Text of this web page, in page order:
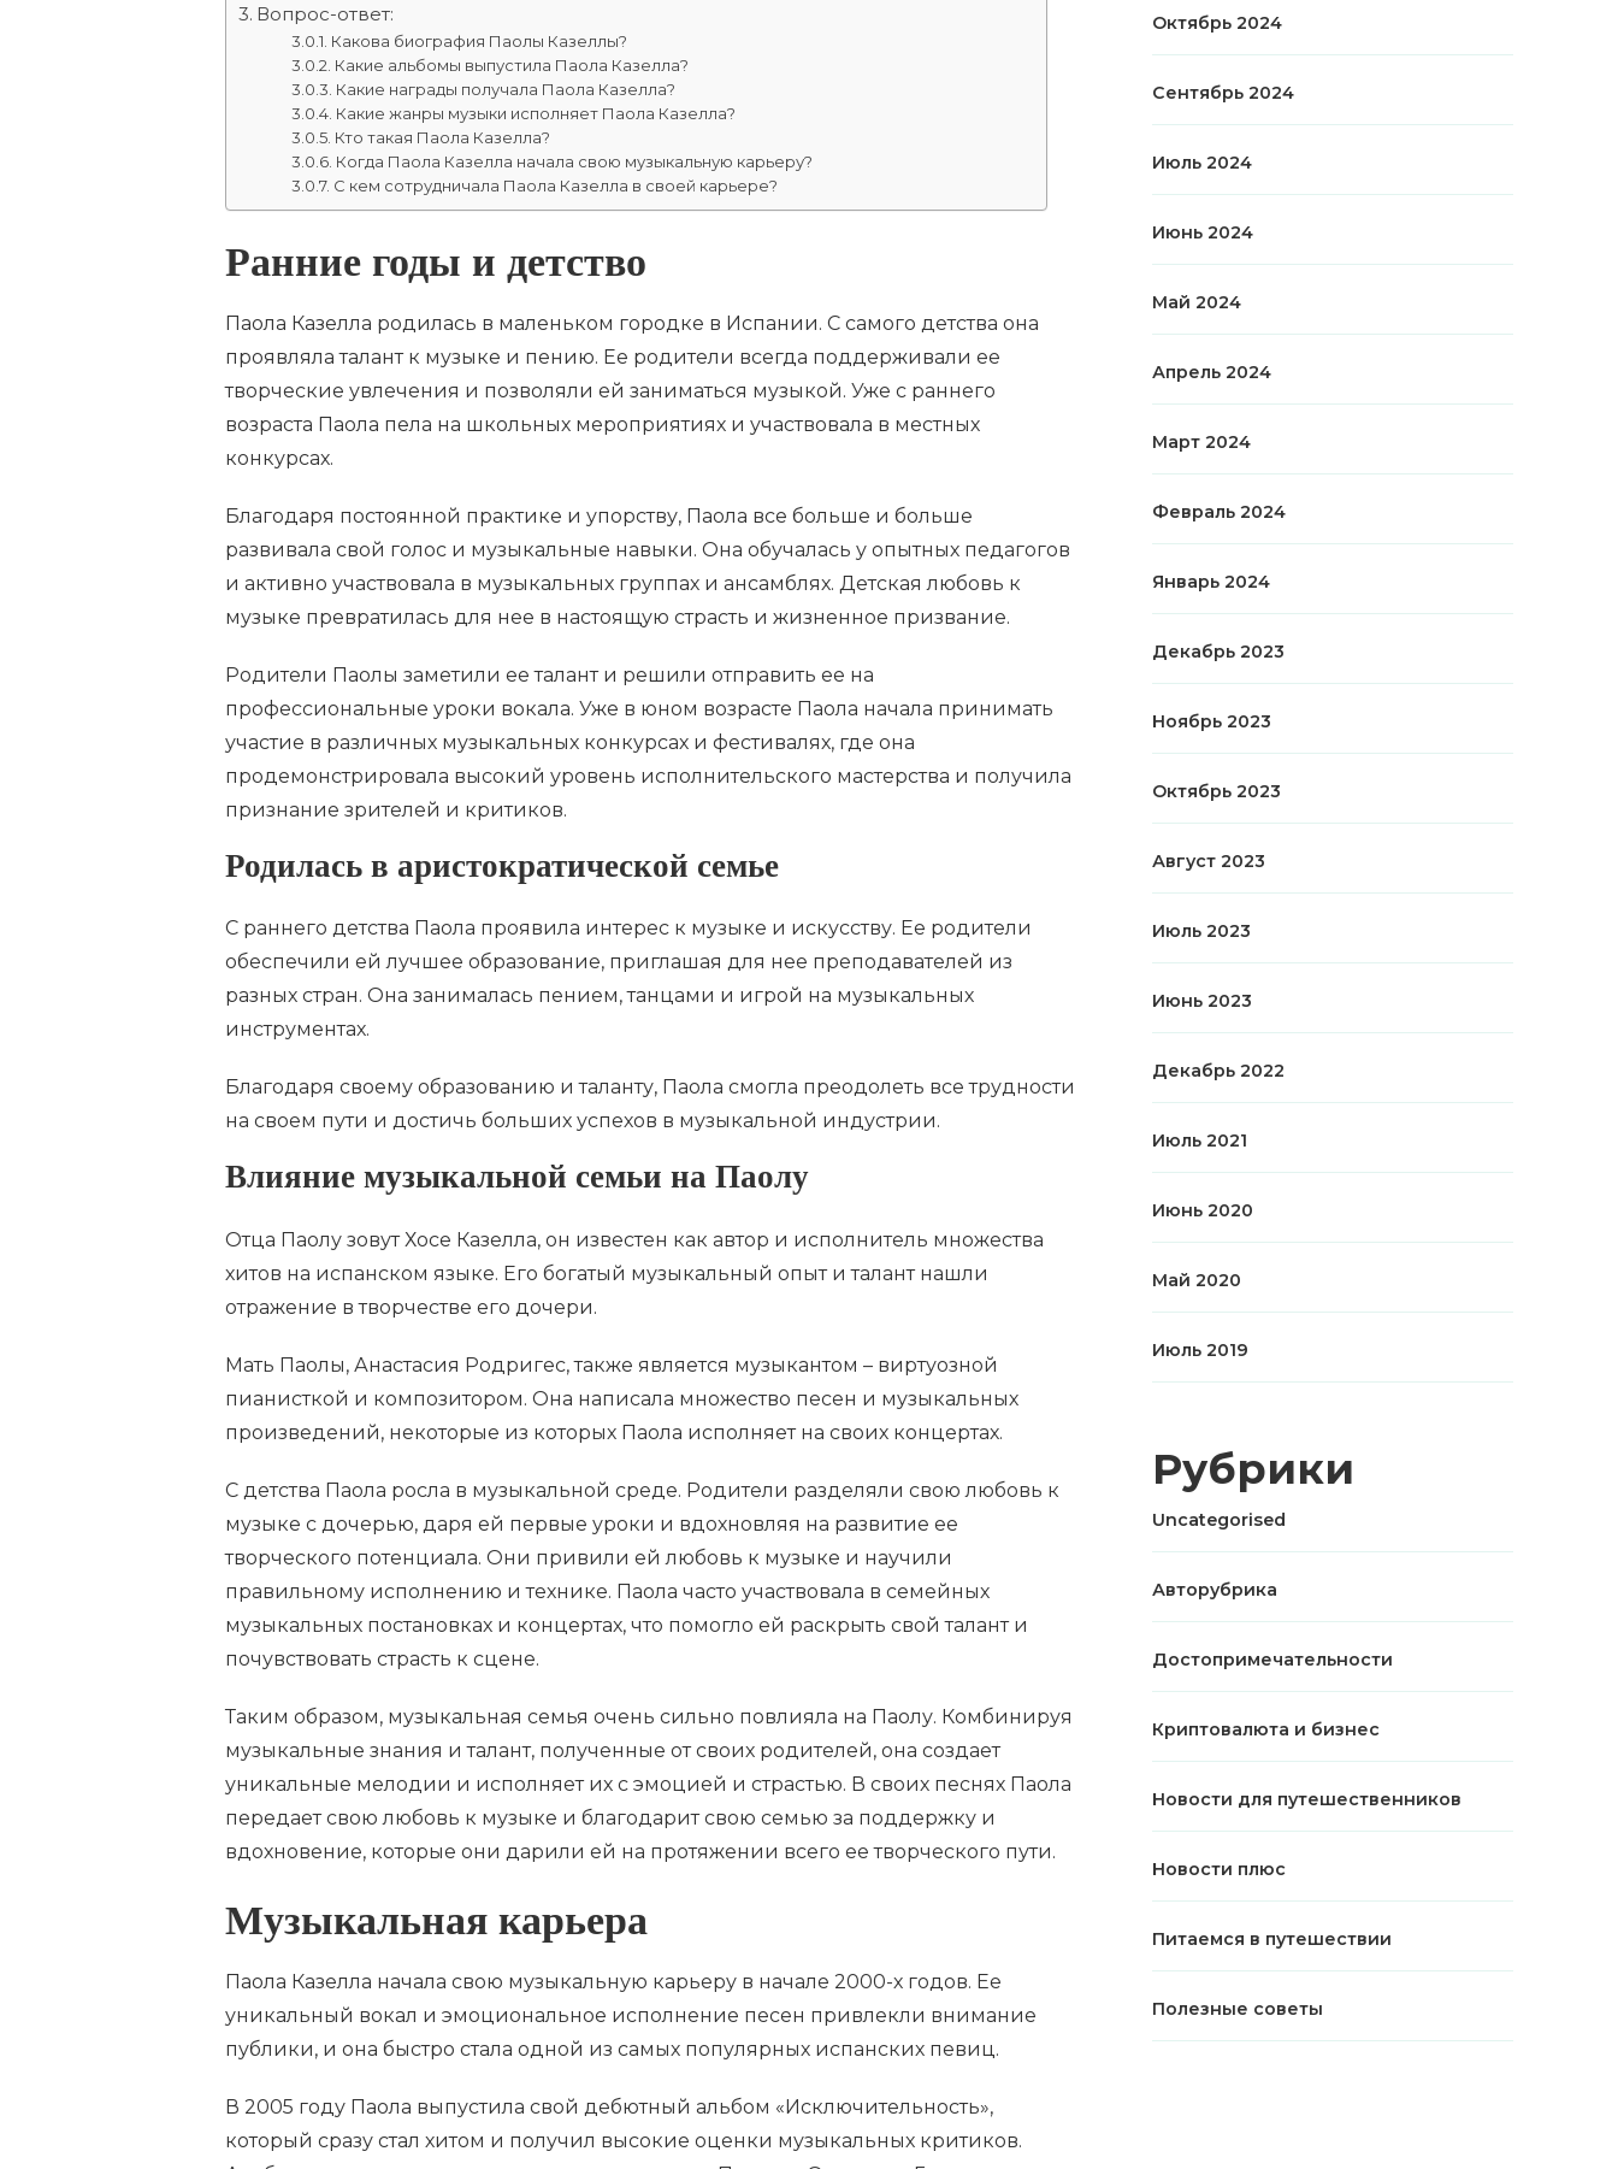
Вопрос-ответ:
Какова биография Паолы Казеллы?
Какие альбомы выпустила Паола Казелла?
Какие награды получала Паола Казелла?
Какие жанры музыки исполняет Паола Казелла?
Кто такая Паола Казелла?
Когда Паола Казелла начала свою музыкальную карьеру?
С кем сотрудничала Паола Казелла в своей карьере?
Ранние годы и детство
Паола Казелла родилась в маленьком городке в Испании. С самого детства она
проявляла талант к музыке и пению. Ее родители всегда поддерживали ее
творческие увлечения и позволяли ей заниматься музыкой. Уже с раннего
возраста Паола пела на школьных мероприятиях и участвовала в местных
конкурсах.
Благодаря постоянной практике и упорству, Паола все больше и больше
развивала свой голос и музыкальные навыки. Она обучалась у опытных педагогов
и активно участвовала в музыкальных группах и ансамблях. Детская любовь к
музыке превратилась для нее в настоящую страсть и жизненное призвание.
Родители Паолы заметили ее талант и решили отправить ее на
профессиональные уроки вокала. Уже в юном возрасте Паола начала принимать
участие в различных музыкальных конкурсах и фестивалях, где она
продемонстрировала высокий уровень исполнительского мастерства и получила
признание зрителей и критиков.
Родилась в аристократической семье
С раннего детства Паола проявила интерес к музыке и искусству. Ее родители
обеспечили ей лучшее образование, приглашая для нее преподавателей из
разных стран. Она занималась пением, танцами и игрой на музыкальных
инструментах.
Благодаря своему образованию и таланту, Паола смогла преодолеть все трудности
на своем пути и достичь больших успехов в музыкальной индустрии.
Влияние музыкальной семьи на Паолу
Отца Паолу зовут Хосе Казелла, он известен как автор и исполнитель множества
хитов на испанском языке. Его богатый музыкальный опыт и талант нашли
отражение в творчестве его дочери.
Мать Паолы, Анастасия Родригес, также является музыкантом – виртуозной
пианисткой и композитором. Она написала множество песен и музыкальных
произведений, некоторые из которых Паола исполняет на своих концертах.
С детства Паола росла в музыкальной среде. Родители разделяли свою любовь к
музыке с дочерью, даря ей первые уроки и вдохновляя на развитие ее
творческого потенциала. Они привили ей любовь к музыке и научили
правильному исполнению и технике. Паола часто участвовала в семейных
музыкальных постановках и концертах, что помогло ей раскрыть свой талант и
почувствовать страсть к сцене.
Таким образом, музыкальная семья очень сильно повлияла на Паолу. Комбинируя
музыкальные знания и талант, полученные от своих родителей, она создает
уникальные мелодии и исполняет их с эмоцией и страстью. В своих песнях Паола
передает свою любовь к музыке и благодарит свою семью за поддержку и
вдохновение, которые они дарили ей на протяжении всего ее творческого пути.
Музыкальная карьера
Паола Казелла начала свою музыкальную карьеру в начале 2000-х годов. Ее
уникальный вокал и эмоциональное исполнение песен привлекли внимание
публики, и она быстро стала одной из самых популярных испанских певиц.
В 2005 году Паола выпустила свой дебютный альбом «Исключительность»,
который сразу стал хитом и получил высокие оценки музыкальных критиков.
Октябрь 2024
Сентябрь 2024
Июль 2024
Июнь 2024
Май 2024
Апрель 2024
Март 2024
Февраль 2024
Январь 2024
Декабрь 2023
Ноябрь 2023
Октябрь 2023
Август 2023
Июль 2023
Июнь 2023
Декабрь 2022
Июль 2021
Июнь 2020
Май 2020
Июль 2019
Рубрики
Uncategorised
Авторубрика
Достопримечательности
Криптовалюта и бизнес
Новости для путешественников
Новости плюс
Питаемся в путешествии
Полезные советы